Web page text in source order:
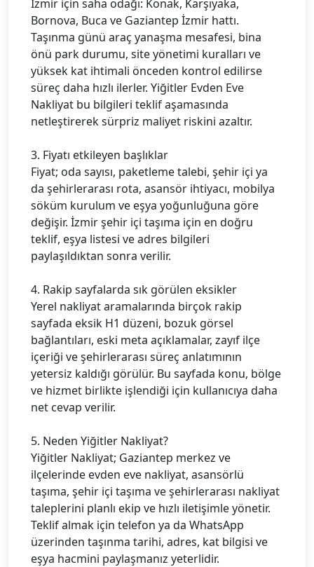
İzmir için saha odağı: Konak, Karşıyaka,
Bornova, Buca ve Gaziantep İzmir hattı.
Taşınma günü araç yanaşma mesafesi, bina
önü park durumu, site yönetimi kuralları ve
yüksek kat ihtimali önceden kontrol edilirse
süreç daha hızlı ilerler. Yiğitler Evden Eve
Nakliyat bu bilgileri teklif aşamasında
netleştirerek sürpriz maliyet riskini azaltır.
3. Fiyatı etkileyen başlıklar
Fiyat; oda sayısı, paketleme talebi, şehir içi ya
da şehirlerarası rota, asansör ihtiyacı, mobilya
söküm kurulum ve eşya yoğunluğuna göre
değişir. İzmir şehir içi taşıma için en doğru
teklif, eşya listesi ve adres bilgileri
paylaşıldıktan sonra verilir.
4. Rakip sayfalarda sık görülen eksikler
Yerel nakliyat aramalarında birçok rakip
sayfada eksik H1 düzeni, bozuk görsel
bağlantıları, eski meta açıklamalar, zayıf ilçe
içeriği ve şehirlerarası süreç anlatımının
yetersiz kaldığı görülür. Bu sayfada konu, bölge
ve hizmet birlikte işlendiği için kullanıcıya daha
net cevap verilir.
5. Neden Yiğitler Nakliyat?
Yiğitler Nakliyat; Gaziantep merkez ve
ilçelerinde evden eve nakliyat, asansörlü
taşıma, şehir içi taşıma ve şehirlerarası nakliyat
taleplerini planlı ekip ve hızlı iletişimle yönetir.
Teklif almak için telefon ya da WhatsApp
üzerinden taşınma tarihi, adres, kat bilgisi ve
eşya hacmini paylaşmanız yeterlidir.